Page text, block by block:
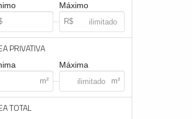
Máximo
PRIVATIVA
Máxima
TOTAL